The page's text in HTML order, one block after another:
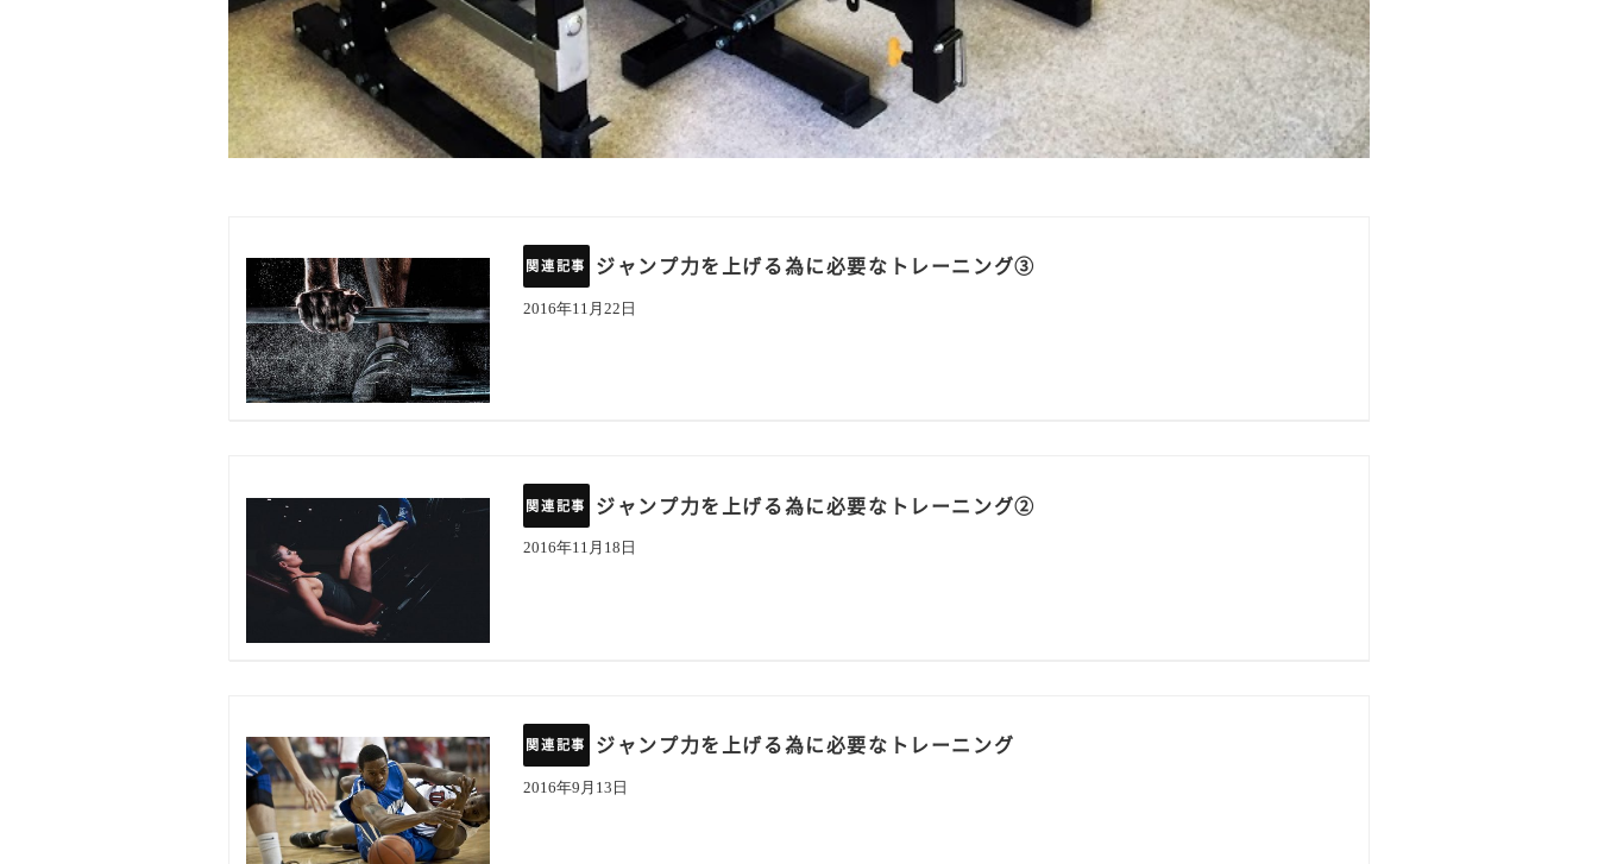
ジャンプ力を上げる為に必要なトレーニング③
2016年11月22日
ジャンプ力を上げる為に必要なトレーニング②
2016年11月18日
ジャンプ力を上げる為に必要なトレーニング
2016年9月13日